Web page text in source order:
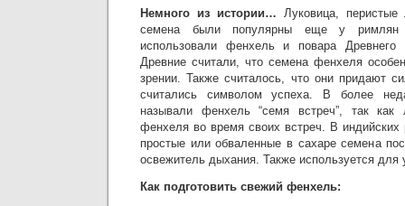
Немного из истории… Луковица,
семена были популярны еще у
использовали фенхель и повара
Древние считали, что семена фенхеля
зрении. Также считалось, что они придают
считались символом успеха. В более
называли фенхель “семя встреч”, так
фенхеля во время своих встреч. В индийских
простые или обваленные в сахаре семена
освежитель дыхания. Также используется
Как подготовить свежий фенхель: